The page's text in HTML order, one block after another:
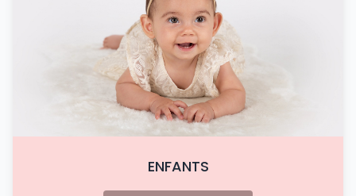
ENFANTS